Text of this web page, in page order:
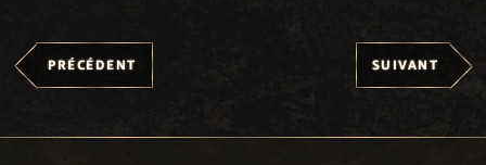
PRÉCÉDENT SUIVANT